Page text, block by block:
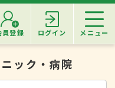
員登録 ログイン メニュー
ック・病院